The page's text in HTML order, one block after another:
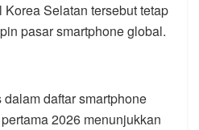
Selatan tersebut tetap
pasar smartphone global.
daftar smartphone
2026 menunjukkan